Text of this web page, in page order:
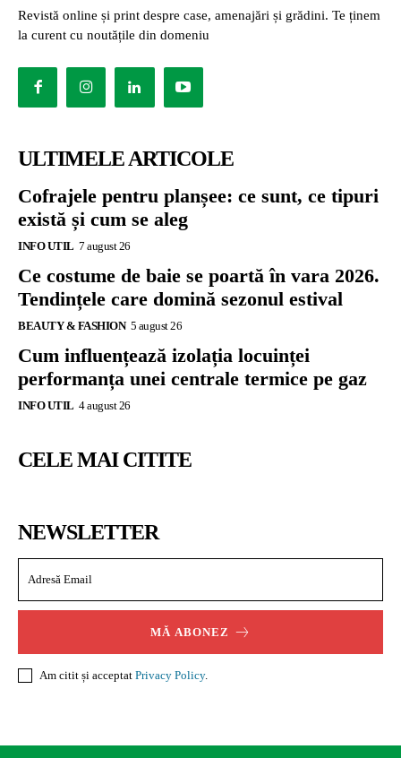
Revistă online și print despre case, amenajări și grădini. Te ținem
la curent cu noutățile din domeniu
ULTIMELE ARTICOLE
Cofrajele pentru planșee: ce sunt, ce tipuri
există și cum se aleg
INFO UTIL 7 august 26
Ce costume de baie se poartă în vara 2026.
Tendințele care domină sezonul estival
BEAUTY & FASHION 5 august 26
Cum influențează izolația locuinței
performanța unei centrale termice pe gaz
INFO UTIL 4 august 26
CELE MAI CITITE
NEWSLETTER
MĂ ABONEZ
Am citit și acceptat Privacy Policy.